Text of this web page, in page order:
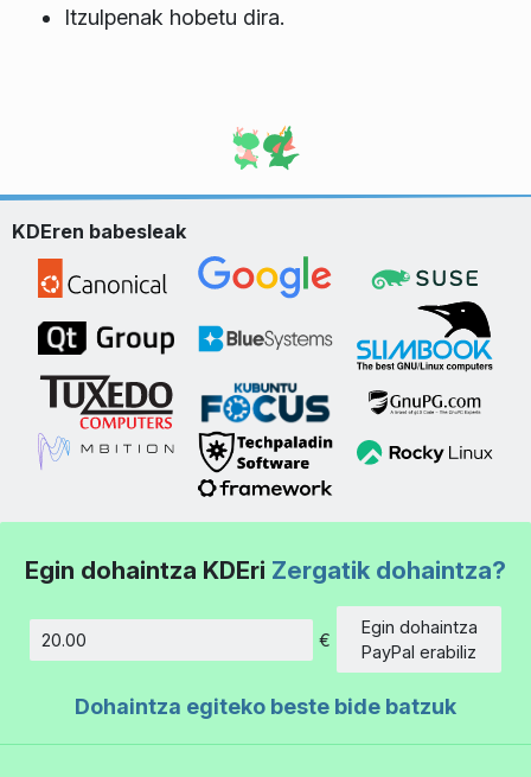
Itzulpenak hobetu dira.
KDEren babesleak
Egin dohaintza KDEri Zergatik dohaintza?
Kopurua
€
Egin dohaintza
PayPal erabiliz
Dohaintza egiteko beste bide batzuk